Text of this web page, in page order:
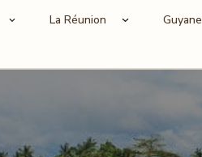
La Réunion Guyane